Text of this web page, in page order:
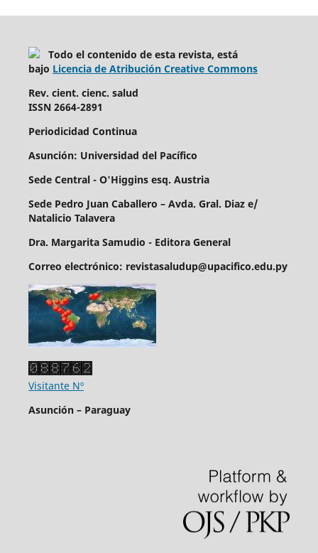
Todo el contenido de esta revista, está
bajo Licencia de Atribución Creative Commons
Rev. cient. cienc. salud
ISSN 2664-2891
Periodicidad Continua
Asunción: Universidad del Pacífico
Sede Central - O'Higgins esq. Austria
Sede Pedro Juan Caballero – Avda. Gral. Diaz e/
Natalicio Talavera
Dra. Margarita Samudio - Editora General
Correo electrónico: revistasaludup@upacifico.edu.py
Visitante Nº
Asunción – Paraguay